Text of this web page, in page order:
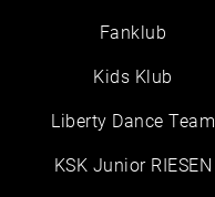
Fanklub
Kids Klub
Liberty Dance Team
KSK Junior RIESEN